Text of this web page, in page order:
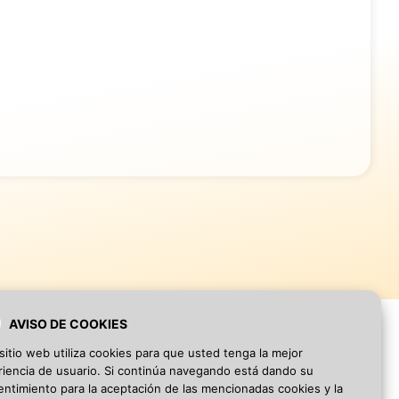
AVISO DE COOKIES
web utiliza cookies para que usted tenga la mejor
de usuario. Si continúa navegando está dando su
para la aceptación de las mencionadas cookies y la
·Aviso Legal·Política de privacidad